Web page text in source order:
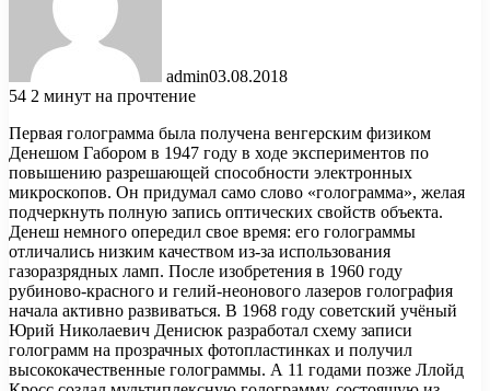
admin03.08.2018
54 2 минут на прочтение
Первая голограмма была получена венгерским физиком
Денешом Габором в 1947 году в ходе экспериментов по
повышению разрешающей способности электронных
микроскопов. Он придумал само слово «голограмма», желая
подчеркнуть полную запись оптических свойств объекта.
Денеш немного опередил свое время: его голограммы
отличались низким качеством из-за использования
газоразрядных ламп. После изобретения в 1960 году
рубиново-красного и гелий-неонового лазеров голография
начала активно развиваться. В 1968 году советский учёный
Юрий Николаевич Денисюк разработал схему записи
голограмм на прозрачных фотопластинках и получил
высококачественные голограммы. А 11 годами позже Ллойд